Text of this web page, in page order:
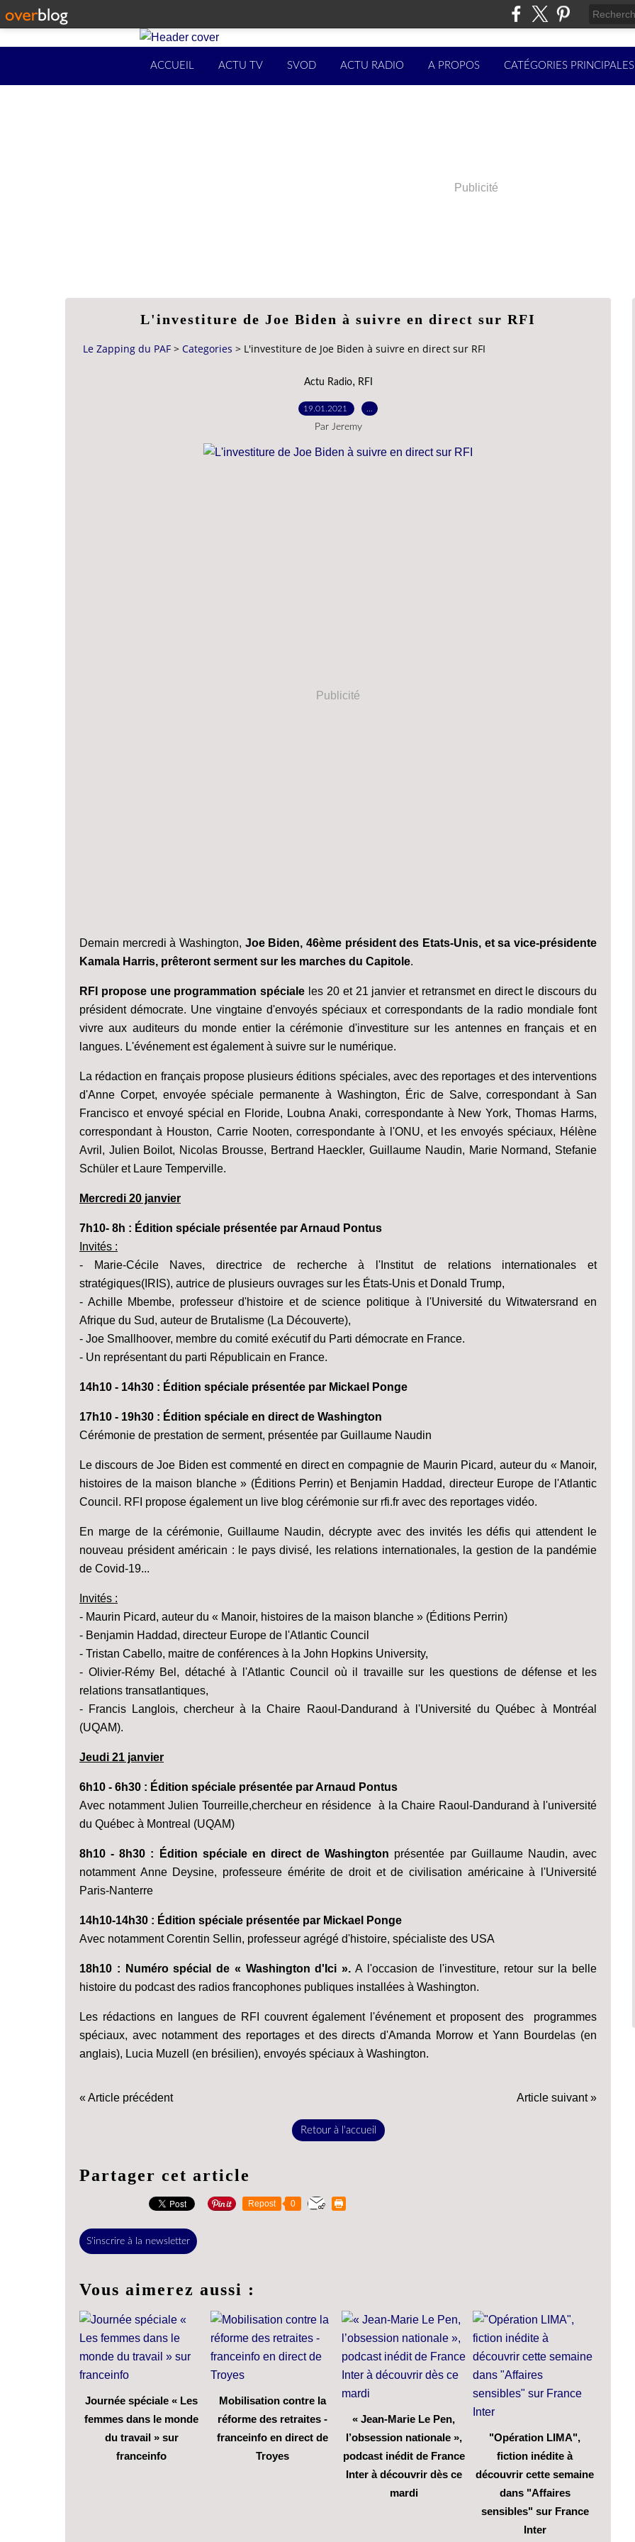
ACCUEIL ACTU TV SVOD ACTU RADIO A PROPOS CATÉGORIES PRINCIPALES
Publicité
L'investiture de Joe Biden à suivre en direct sur RFI
Le Zapping du PAF > Categories > L'investiture de Joe Biden à suivre en direct sur RFI
Actu Radio, RFI
19.01.2021
Par Jeremy
Publicité
Demain mercredi à Washington, Joe Biden, 46ème président des Etats-Unis, et sa vice-présidente
Kamala Harris, prêteront serment sur les marches du Capitole.
RFI propose une programmation spéciale les 20 et 21 janvier et retransmet en direct le discours du
président démocrate. Une vingtaine d'envoyés spéciaux et correspondants de la radio mondiale font
vivre aux auditeurs du monde entier la cérémonie d'investiture sur les antennes en français et en
langues. L'événement est également à suivre sur le numérique.
La rédaction en français propose plusieurs éditions spéciales, avec des reportages et des interventions
d'Anne Corpet, envoyée spéciale permanente à Washington, Éric de Salve, correspondant à San
Francisco et envoyé spécial en Floride, Loubna Anaki, correspondante à New York, Thomas Harms,
correspondant à Houston, Carrie Nooten, correspondante à l'ONU, et les envoyés spéciaux, Hélène
Avril, Julien Boilot, Nicolas Brousse, Bertrand Haeckler, Guillaume Naudin, Marie Normand, Stefanie
Schüler et Laure Temperville.
Mercredi 20 janvier
7h10- 8h : Édition spéciale présentée par Arnaud Pontus
Invités :
- Marie-Cécile Naves, directrice de recherche à l'Institut de relations internationales et
stratégiques(IRIS), autrice de plusieurs ouvrages sur les États-Unis et Donald Trump,
- Achille Mbembe, professeur d'histoire et de science politique à l'Université du Witwatersrand en
Afrique du Sud, auteur de Brutalisme (La Découverte),
- Joe Smallhoover, membre du comité exécutif du Parti démocrate en France.
- Un représentant du parti Républicain en France.
14h10 - 14h30 : Édition spéciale présentée par Mickael Ponge
17h10 - 19h30 : Édition spéciale en direct de Washington
Cérémonie de prestation de serment, présentée par Guillaume Naudin
Le discours de Joe Biden est commenté en direct en compagnie de Maurin Picard, auteur du « Manoir,
histoires de la maison blanche » (Éditions Perrin) et Benjamin Haddad, directeur Europe de l'Atlantic
Council. RFI propose également un live blog cérémonie sur rfi.fr avec des reportages vidéo.
En marge de la cérémonie, Guillaume Naudin, décrypte avec des invités les défis qui attendent le
nouveau président américain : le pays divisé, les relations internationales, la gestion de la pandémie
de Covid-19...
Invités :
- Maurin Picard, auteur du « Manoir, histoires de la maison blanche » (Éditions Perrin)
- Benjamin Haddad, directeur Europe de l'Atlantic Council
- Tristan Cabello, maitre de conférences à la John Hopkins University,
- Olivier-Rémy Bel, détaché à l'Atlantic Council où il travaille sur les questions de défense et les
relations transatlantiques,
- Francis Langlois, chercheur à la Chaire Raoul-Dandurand à l'Université du Québec à Montréal
(UQAM).
Jeudi 21 janvier
6h10 - 6h30 : Édition spéciale présentée par Arnaud Pontus
Avec notamment Julien Tourreille,chercheur en résidence à la Chaire Raoul-Dandurand à l'université
du Québec à Montreal (UQAM)
8h10 - 8h30 : Édition spéciale en direct de Washington présentée par Guillaume Naudin, avec
notamment Anne Deysine, professeure émérite de droit et de civilisation américaine à l'Université
Paris-Nanterre
14h10-14h30 : Édition spéciale présentée par Mickael Ponge
Avec notamment Corentin Sellin, professeur agrégé d'histoire, spécialiste des USA
18h10 : Numéro spécial de « Washington d'Ici ». A l'occasion de l'investiture, retour sur la belle
histoire du podcast des radios francophones publiques installées à Washington.
Les rédactions en langues de RFI couvrent également l'événement et proposent des programmes
spéciaux, avec notamment des reportages et des directs d'Amanda Morrow et Yann Bourdelas (en
anglais), Lucia Muzell (en brésilien), envoyés spéciaux à Washington.
« Article précédent Article suivant »
Retour à l'accueil
Partager cet article
Repost 0
S'inscrire à la newsletter
Vous aimerez aussi :
Journée spéciale « Les
femmes dans le monde
du travail » sur
franceinfo
Mobilisation contre la
réforme des retraites -
franceinfo en direct de
Troyes
« Jean-Marie Le Pen,
l’obsession nationale »,
podcast inédit de France
Inter à découvrir dès ce
mardi
"Opération LIMA",
fiction inédite à
découvrir cette semaine
dans "Affaires
sensibles" sur France
Inter